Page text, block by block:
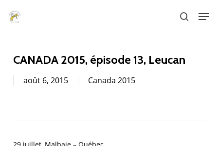
search
CANADA 2015, épisode 13, Leucan
août 6, 2015 Canada 2015